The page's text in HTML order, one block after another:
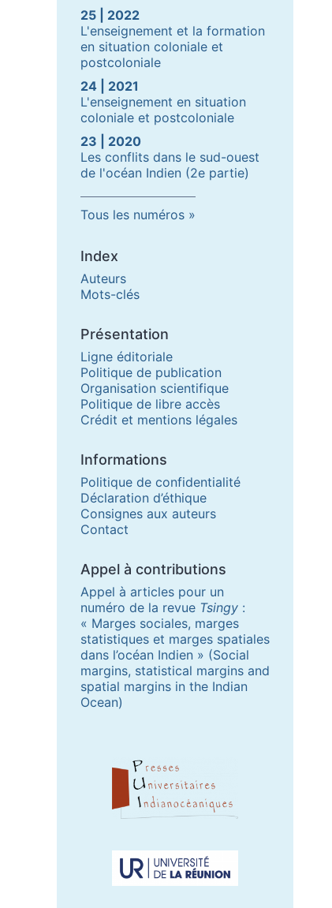
25 | 2022
L'enseignement et la formation
en situation coloniale et
postcoloniale
24 | 2021
L'enseignement en situation
coloniale et postcoloniale
23 | 2020
Les conflits dans le sud-ouest
de l'océan Indien (2e partie)
Tous les numéros
Index
Auteurs
Mots-clés
Présentation
Ligne éditoriale
Politique de publication
Organisation scientifique
Politique de libre accès
Crédit et mentions légales
Informations
Politique de confidentialité
Déclaration d’éthique
Consignes aux auteurs
Contact
Appel à contributions
Appel à articles pour un
numéro de la revue Tsingy :
« Marges sociales, marges
statistiques et marges spatiales
dans l’océan Indien » (Social
margins, statistical margins and
spatial margins in the Indian
Ocean)
Partenaires